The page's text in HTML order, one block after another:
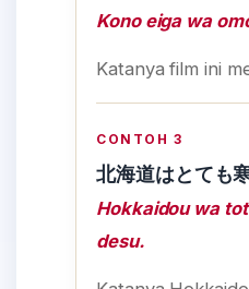
Kono eiga wa
Katanya film ini
CONTOH 3
北海道はとても
Hokkaidou wa
desu.